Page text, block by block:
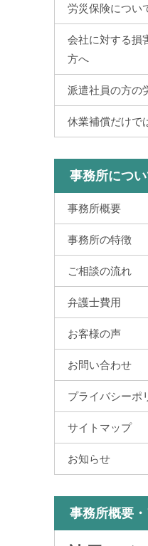
労災保険につい
会社に対する損
方へ
派遣社員の方の
休業補償だけで
事務所につ
事務所概要
事務所の特徴
ご相談の流れ
弁護士費用
お客様の声
お問い合わせ
プライバシーポ
サイトマップ
お知らせ
事務所概要